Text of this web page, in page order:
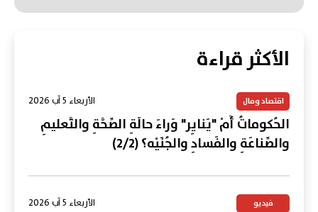
الأكثر قراءة
اقتصاد ومال الأربعاء 5 آب 2026
الحُكوماتُ أَمْ "يَنايِر" وَراءَ حالَةِ الصِّحَّةِ والتَّعليمِ
والصِّناعَةِ والفَسادِ والجُنَيْه؟ (2/2)
فيديو الأربعاء 5 آب 2026